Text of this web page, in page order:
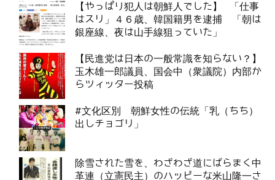
【やっぱり犯人は朝鮮人でした】 「仕事
はスリ」４６歳、韓国籍男を逮捕 「朝は
銀座線、夜は山手線狙っていた」
【民進党は日本の一般常識を知らない？】
玉木雄一郎議員、国会中（衆議院）内部か
らツィッター投稿
#文化区別 朝鮮女性の伝統「乳（ちち）
出しチョゴリ」
除雪された雪を、わざわざ道にばらまく中
革連（立憲民主）のハッピーな米山隆一さ